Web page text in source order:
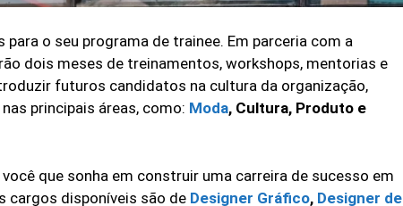
o seu programa de trainee. Em parceria com a
dois meses de treinamentos, workshops, mentorias e
futuros candidatos na cultura da organização,
principais áreas, como: Moda, Cultura, Produto e
que sonha em construir uma carreira de sucesso em
cargos disponíveis são de Designer Gráfico, Designer de